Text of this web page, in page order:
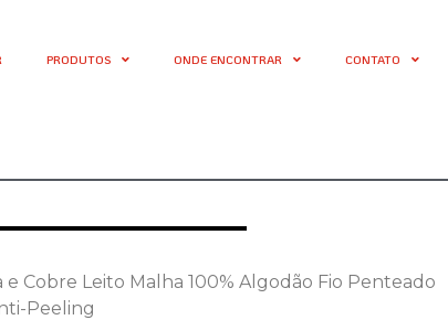
PRODUTOS ONDE ENCONTRAR CONTATO
e Cobre Leito Malha 100% Algodão Fio Penteado
Peeling